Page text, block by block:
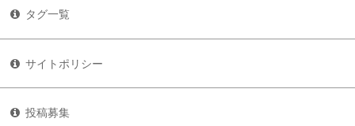
タグ一覧
サイトポリシー
投稿募集